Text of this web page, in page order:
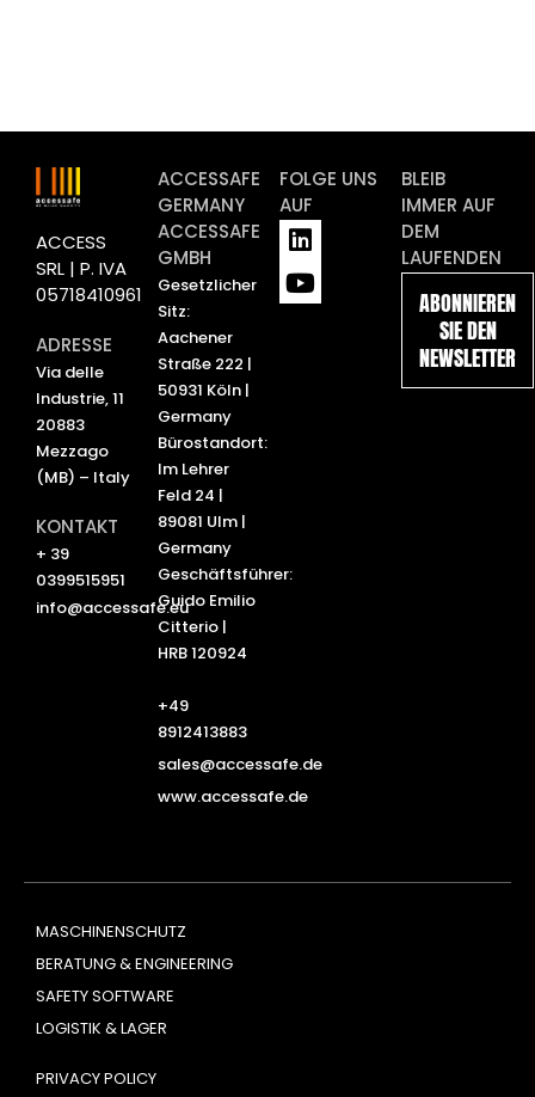
ACCESS
SRL | P. IVA
05718410961
ADRESSE
Via delle
Industrie, 11
20883
Mezzago
(MB) – Italy
KONTAKT
+ 39
0399515951
info@accessafe.eu
ACCESSAFE
GERMANY
ACCESSAFE
GMBH
Gesetzlicher
Sitz:
Aachener
Straße 222 |
50931 Köln |
Germany
Bürostandort:
Im Lehrer
Feld 24 |
89081 Ulm |
Germany
Geschäftsführer:
Guido Emilio
Citterio |
HRB 120924
+49
8912413883
sales@accessafe.de
www.accessafe.de
FOLGE UNS
AUF
L
i
n
k
Y
o
u
t
BLEIB
IMMER AUF
DEM
LAUFENDEN
ABONNIEREN
SIE DEN
NEWSLETTER
MASCHINENSCHUTZ
BERATUNG & ENGINEERING
SAFETY SOFTWARE
LOGISTIK & LAGER
PRIVACY POLICY